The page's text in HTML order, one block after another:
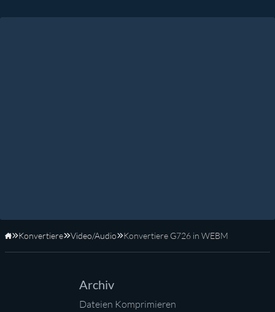
Startseite
Konvertiere Video/Audio Konvertiere G726 in WEBM
Archiv
Dateien Komprimieren